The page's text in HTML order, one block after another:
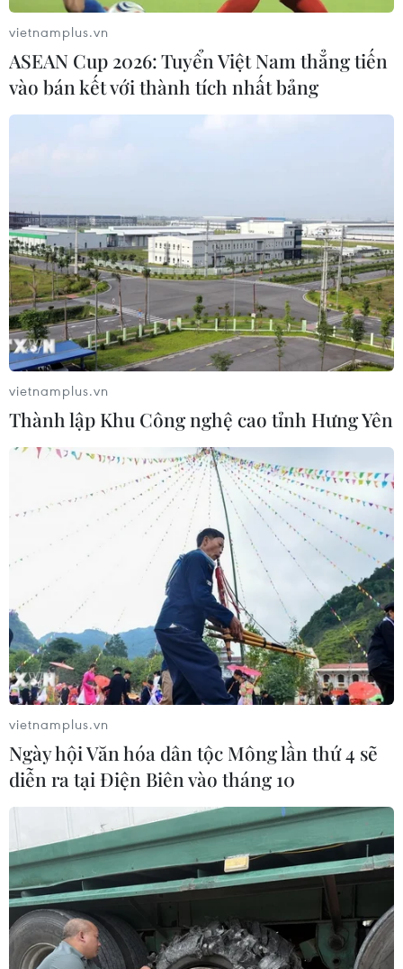
cạnh tranh lãi suất huy động, từ đó tăng lãi suất
cho vay, tăng lạm phát. Nếu lạm phát tăng, mọi
thành tựu thời gian qua sẽ trở về số 0,” ông Ấn
cảnh báo./.
#Room tín dụng
#tăng trưởng tín dụng
#kiểm soát dòng vốn
#cuộc đua tăng lãi suất huy động
Theo dõi VietnamPlus
TIN LIÊN QUAN
vietnamplus.vn
ASEAN Cup 2026: Tuyển Việt Nam thẳng tiến
vào bán kết với thành tích nhất bảng
vietnamplus.vn
Thành lập Khu Công nghệ cao tỉnh Hưng Yên
vietnamplus.vn
Ngày hội Văn hóa dân tộc Mông lần thứ 4 sẽ
diễn ra tại Điện Biên vào tháng 10